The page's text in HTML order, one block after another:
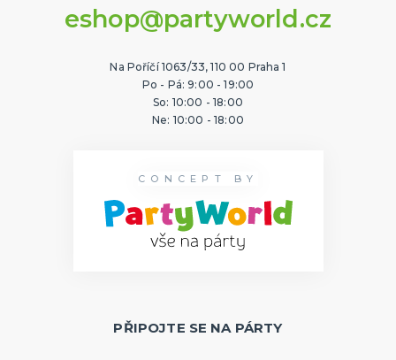
eshop@partyworld.cz
Na Poříčí 1063/33, 110 00 Praha 1
Po - Pá: 9:00 - 19:00
So: 10:00 - 18:00
Ne: 10:00 - 18:00
CONCEPT BY
PŘIPOJTE SE NA PÁRTY